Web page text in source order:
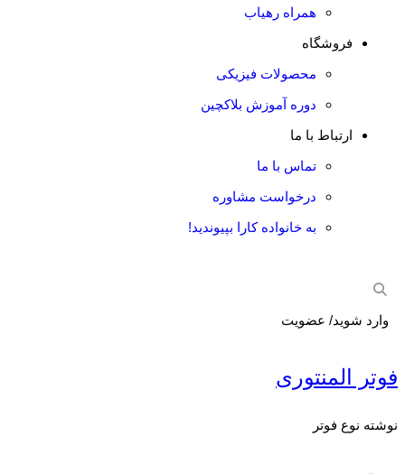
همراه رهیاب
فروشگاه
محصولات فیزیکی
دوره آموزش بلاکچین
ارتباط با ما
تماس با ما
درخواست مشاوره
به خانواده کارا بپیوندید!
وارد شوید/ عضویت
فوتر المنتوری
نوشته نوع فوتر